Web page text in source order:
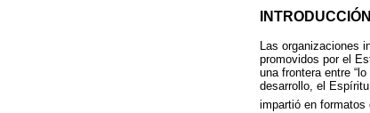
INTRODUCCIÓN
Las organizaciones
promovidos por el
una frontera entre
desarrollo, el
impartió en